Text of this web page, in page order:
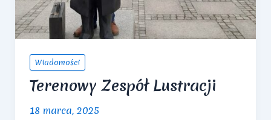
Wiadomości
Terenowy Zespół Lustracji
18 marca, 2025